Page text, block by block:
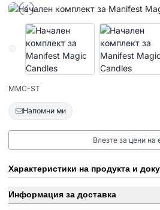
MMC-ST
Напомни ми
Влезте за цени на
Характеристики на продукта и
Информация за доставка